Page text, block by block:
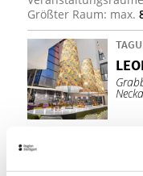
Größter Raum: max.
Größter Raum: max.